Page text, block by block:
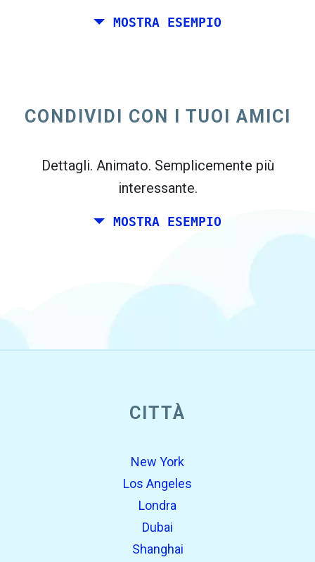
MOSTRA ESEMPIO
Madrid, ei tuoi amici vive a Dublino e
CONDIVIDI CON I TUOI AMICI
Dettagli. Animato. Semplicemente più
interessante.
MOSTRA ESEMPIO
CITTÀ
New York
Los Angeles
Londra
Dubai
Shanghai